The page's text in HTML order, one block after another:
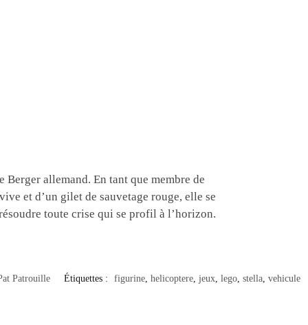
Berger allemand. En tant que membre de
et d’un gilet de sauvetage rouge, elle se
toute crise qui se profil à l’horizon.
Patrouille Étiquettes : figurine helicoptere jeux lego stella vehicule